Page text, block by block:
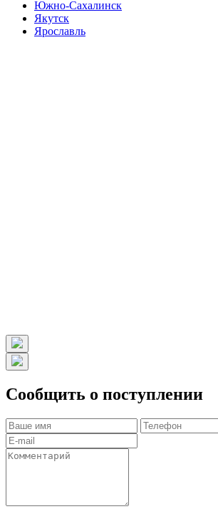
Южно-Сахалинск
Якутск
Ярославль
Сообщить о поступлении